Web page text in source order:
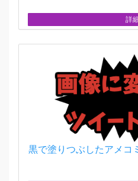
詳
黒で塗りつぶしたアメコ